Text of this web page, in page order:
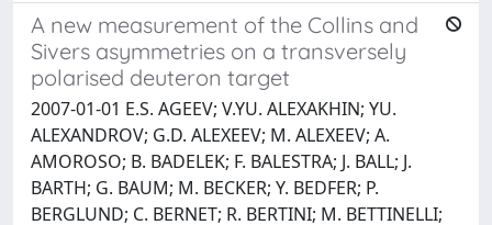
A new measurement of the Collins and
Sivers asymmetries on a transversely
polarised deuteron target
2007-01-01 E.S. AGEEV; V.YU. ALEXAKHIN; YU.
ALEXANDROV; G.D. ALEXEEV; M. ALEXEEV; A.
AMOROSO; B. BADELEK; F. BALESTRA; J. BALL; J.
BARTH; G. BAUM; M. BECKER; Y. BEDFER; P.
BERGLUND; C. BERNET; R. BERTINI; M. BETTINELLI;